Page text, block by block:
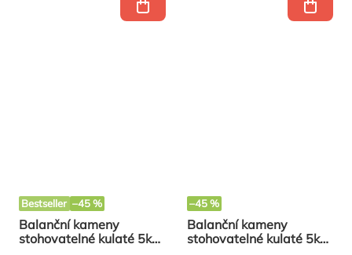
Bestseller –45 %
Balanční kameny
stohovatelné kulaté 5ks
–45 %
Balanční kameny
stohovatelné kulaté 5ks